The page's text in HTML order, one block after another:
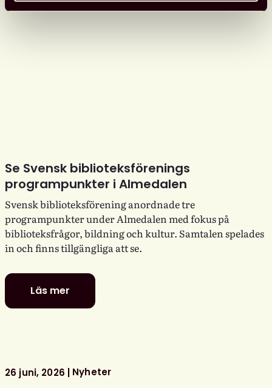
Se Svensk biblioteksförenings
programpunkter i Almedalen
Svensk biblioteksförening anordnade tre
programpunkter under Almedalen med fokus på
biblioteksfrågor, bildning och kultur. Samtalen spelades
in och finns tillgängliga att se.
Läs mer
Se
Svensk
Almedalen
26 juni, 2026 Nyheter